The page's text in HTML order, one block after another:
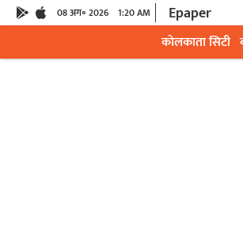
08 अग॰ 2026 1:20 AM Epaper
कोलकाता सिटी